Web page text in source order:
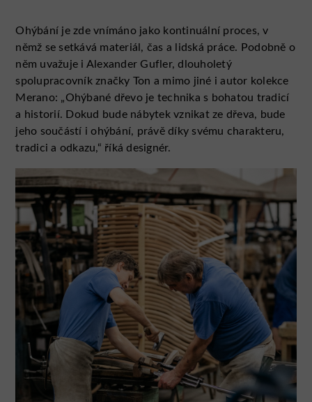
Ohýbání je zde vnímáno jako kontinuální proces, v
němž se setkává materiál, čas a lidská práce. Podobně o
něm uvažuje i Alexander Gufler, dlouholetý
spolupracovník značky Ton a mimo jiné i autor kolekce
Merano: „Ohýbané dřevo je technika s bohatou tradicí
a historií. Dokud bude nábytek vznikat ze dřeva, bude
jeho součástí i ohýbání, právě díky svému charakteru,
tradici a odkazu,“ říká designér.